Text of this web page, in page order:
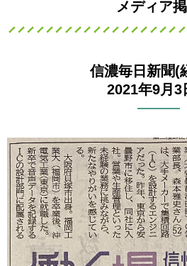
メディア
信濃毎日新聞(
2021年9月3